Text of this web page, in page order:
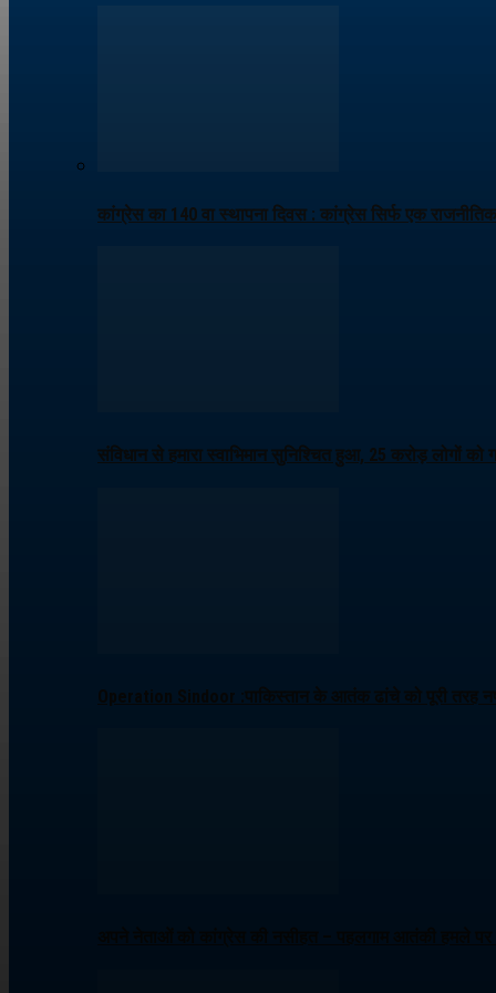
कांग्रेस का 140 वा स्थापना दिवस : कांग्रेस सिर्फ एक
संविधान से हमारा स्वाभिमान सुनिश्चित हुआ, 25 करोड़ लोगों को
Operation Sindoor :पाकिस्तान के आतंक ढांचे को पूरी तरह